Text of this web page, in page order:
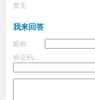
暂无
我来回答
昵称:
验证码: